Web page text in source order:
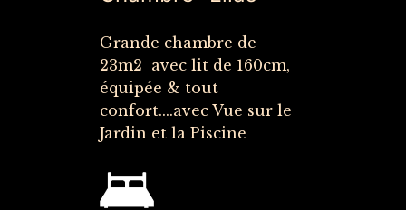
Grande chambre de
23m2 avec lit de 160cm,
équipée & tout
confort....avec Vue sur le
Jardin et la Piscine